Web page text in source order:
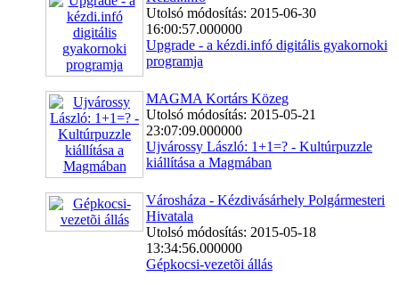
Utolsó módosítás: 2015-06-30
16:00:57.000000
Upgrade - a kézdi.infó digitális gyakornoki
programja
MAGMA Kortárs Közeg
Utolsó módosítás: 2015-05-21
23:07:09.000000
Ujvárossy László: 1+1=? - Kultúrpuzzle
kiállítása a Magmában
Városháza - Kézdivásárhely Polgármesteri
Hivatala
Utolsó módosítás: 2015-05-18
13:34:56.000000
Gépkocsi-vezetõi állás